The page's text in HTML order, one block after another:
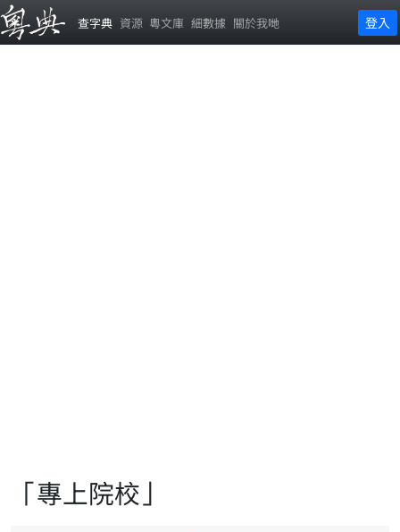
查字典 資源 粵文庫 細數據 關於我哋 登入
「專上院校」